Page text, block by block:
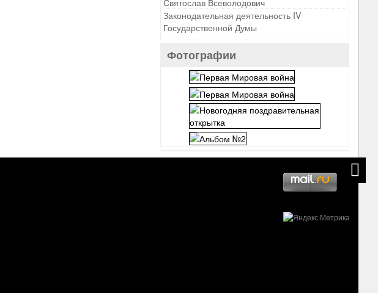
Святослав Всеволодович
Законодательная деятельность IV
Государственной Думы
Фотографии